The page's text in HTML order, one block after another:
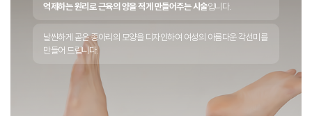
억제하는 원리로 근육의 양을 적게 만들어주는 시술입니다.
날씬하게 곧은 종아리의 모양을 디자인하여 여성의 아름다운 각선미를
만들어 드립니다.